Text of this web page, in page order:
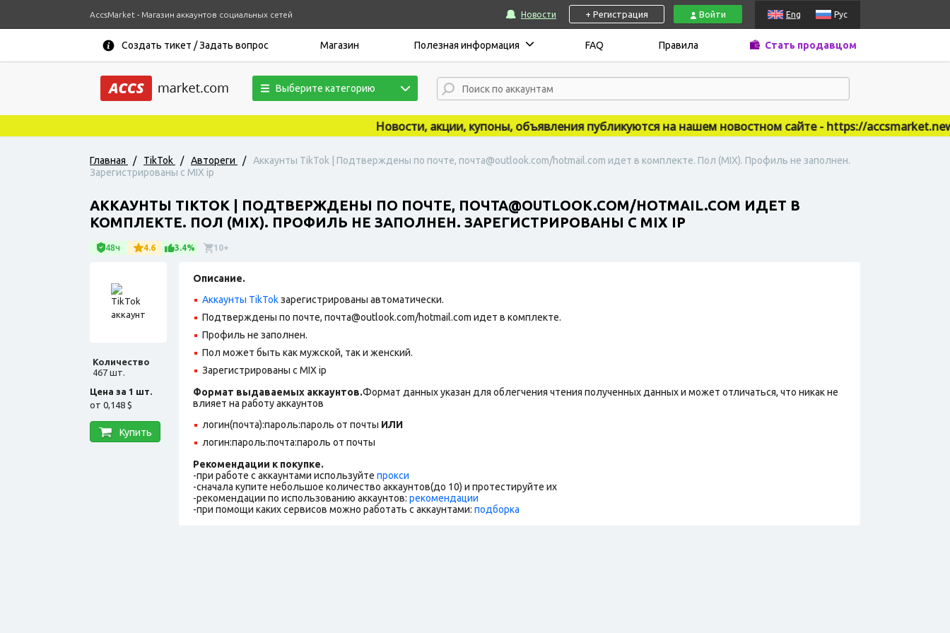
AccsMarket - Магазин аккаунтов социальных сетей Новости + Регистрация Войти Eng Рус
Создать тикет / Задать вопрос Магазин Полезная информация FAQ Правила Стать продавцом
Выберите категорию
Новости, акции, купоны, объявления публикуются на нашем новостном сайте - https://accsmarket.news
Главная / TikTok / Автореги /
Аккаунты TikTok | Подтверждены по почте, почта@outlook.com/hotmail.com идет в комплекте. Пол (MIX). Профиль не заполнен.
Зарегистрированы с MIX ip
АККАУНТЫ TIKTOK | ПОДТВЕРЖДЕНЫ ПО ПОЧТЕ, ПОЧТА@OUTLOOK.COM/HOTMAIL.COM ИДЕТ В
КОМПЛЕКТЕ. ПОЛ (MIX). ПРОФИЛЬ НЕ ЗАПОЛНЕН. ЗАРЕГИСТРИРОВАНЫ С MIX IP
48ч 4.6 3.4% 10+
Количество
467 шт.
Цена за 1 шт.
от 0,148 $
Купить
Описание.
Аккаунты TikTokзарегистрированы автоматически.
Подтверждены по почте, почта@outlook.com/hotmail.com идет в комплекте.
Профиль не заполнен.
Пол может быть как мужской, так и женский.
Зарегистрированы с MIX ip
Формат выдаваемых аккаунтов.Формат данных указан для облегчения чтения полученных данных и может отличаться, что никак не
влияет на работу аккаунтов
логин(почта):пароль:пароль от почты ИЛИ
логин:пароль:почта:пароль от почты
Рекомендации к покупке.
-при работе с аккаунтами используйте прокси
-сначала купите небольшое количество аккаунтов(до 10) и протестируйте их
-рекомендации по использованию аккаунтов: рекомендации
-при помощи каких сервисов можно работать с аккаунтами: подборка